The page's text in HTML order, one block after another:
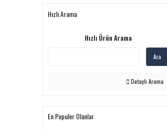
Hızlı Arama
Hızlı Ürün Arama
Ara
Detaylı Arama
En Populer Olanlar